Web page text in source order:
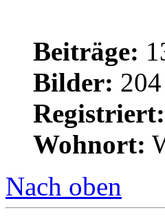
Beiträge:
Bilder: 204
Registriert:
Wohnort:
Nach oben